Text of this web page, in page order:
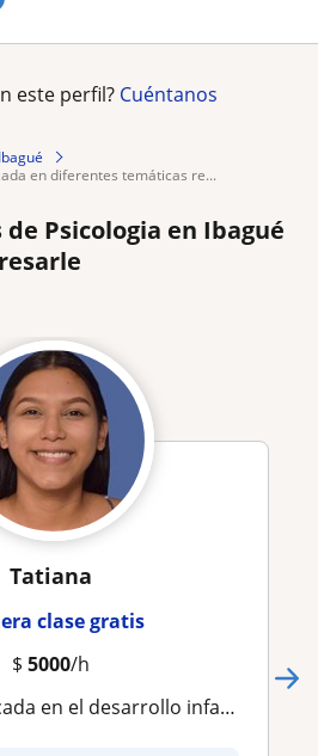
este perfil? Cuéntanos
Ibagué
en diferentes temáticas re...
Psicologia en Ibagué
Tatiana
clase gratis
$ 5000/h
educación emocional. Promoviendo bienestar y aprendizaje saludable